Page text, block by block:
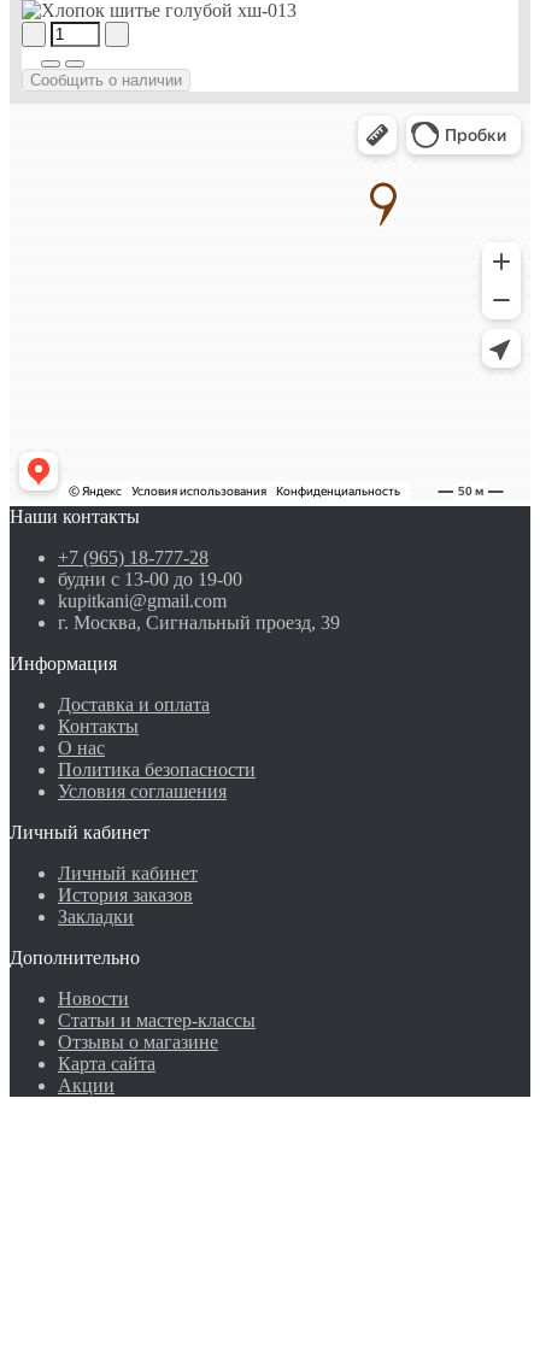
Сообщить о наличии
Наши контакты
+7 (965) 18-777-28
будни с 13-00 до 19-00
kupitkani@gmail.com
г. Москва, Сигнальный проезд, 39
Информация
Доставка и оплата
Контакты
О нас
Политика безопасности
Условия соглашения
Личный кабинет
Личный кабинет
История заказов
Закладки
Дополнительно
Новости
Статьи и мастер-классы
Отзывы о магазине
Карта сайта
Акции